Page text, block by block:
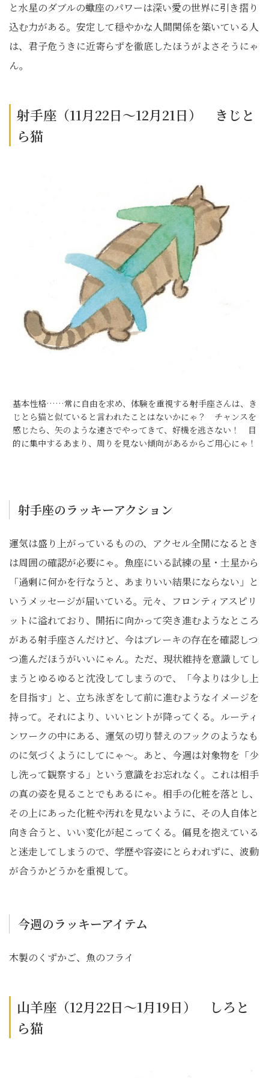
と水星のダブルの蠍座のパワーは深い愛の世界に引き摺り
込む力がある。安定して穏やかな人間関係を築いている人
は、君子危うきに近寄らずを徹底したほうがよさそうにゃ
ん。
射手座（11月22日～12月21日） きじと
ら猫
基本性格……常に自由を求め、体験を重視する射手座さんは、き
じとら猫と似ていると言われたことはないかにゃ？ チャンスを
感じたら、矢のような速さでやってきて、好機を逃さない！ 目
的に集中するあまり、周りを見ない傾向があるからご用心にゃ！
射手座のラッキーアクション
運気は盛り上がっているものの、アクセル全開になるとき
は周囲の確認が必要にゃ。魚座にいる試練の星・土星から
「過剰に何かを行なうと、あまりいい結果にならない」と
いうメッセージが届いている。元々、フロンティアスピリ
ットに溢れており、開拓に向かって突き進むようなところ
がある射手座さんだけど、今はブレーキの存在を確認しつ
つ進んだほうがいいにゃん。ただ、現状維持を意識してし
まうとゆるゆると沈没してしまうので、「今よりは少し上
を目指す」と、立ち泳ぎをして前に進むようなイメージを
持って。それにより、いいヒントが降ってくる。ルーティ
ンワークの中にある、運気の切り替えのフックのようなも
のに気づくようにしてにゃ〜。あと、今週は対象物を「少
し洗って観察する」という意識をお忘れなく。これは相手
の真の姿を見ることでもあるにゃ。相手の化粧を落とし、
その上にあった化粧や汚れを見ないように、その人自体と
向き合うと、いい変化が起こってくる。偏見を抱えている
と迷走してしまうので、学歴や容姿にとらわれずに、波動
が合うかどうかを重視して。
今週のラッキーアイテム
木製のくずかご、魚のフライ
山羊座（12月22日～1月19日） しろと
ら猫